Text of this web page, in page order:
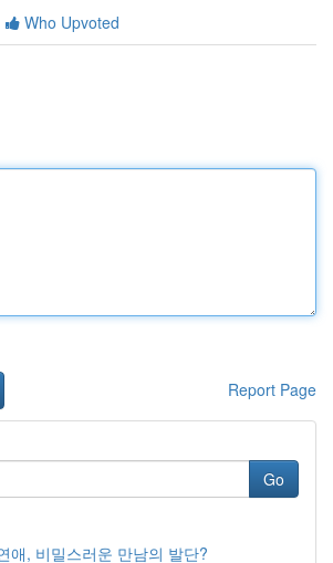
Who Upvoted
Report Page
Go
애, 비밀스러운 만남의 발단?